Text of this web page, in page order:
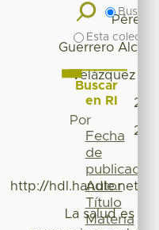
Pérez
Guerrero
Velázquez
http://hdl.handle.net/
La salud es
Buscar
Esta
Buscar
en RI
Por
Fecha
de
publicación
Autor
Título
Materia